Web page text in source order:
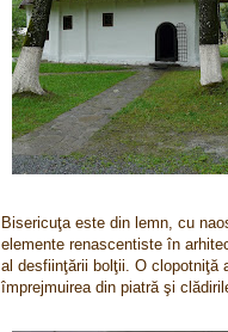
Bisericuţa este din lemn, cu
elemente renascentiste în
al desfiinţării bolţii. O clopotniţă
împrejmuirea din piatră şi